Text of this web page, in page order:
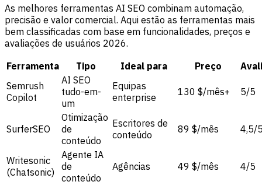
As melhores ferramentas AI SEO combinam automação,
precisão e valor comercial. Aqui estão as ferramentas mais
bem classificadas com base em funcionalidades, preços e
avaliações de usuários 2026.
Ferramenta
Tipo Ideal para Preço
Semrush
Copilot
AI SEO
tudo-em-
um
Equipas
enterprise
130 $/mês+ 5/5
SurferSEO
Otimização
de
conteúdo
Escritores de
conteúdo
89 $/mês 4,5/
Writesonic
(Chatsonic)
Agente IA
de
conteúdo
Agências 49 $/mês 4/5